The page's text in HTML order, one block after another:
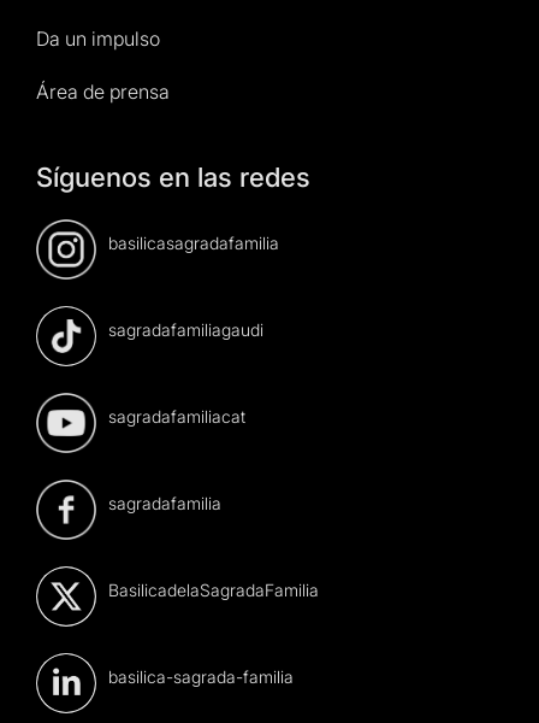
Da un impulso
Área de prensa
Síguenos en las redes
basilicasagradafamilia
sagradafamiliagaudi
sagradafamiliacat
sagradafamilia
BasilicadelaSagradaFamilia
basilica-sagrada-familia